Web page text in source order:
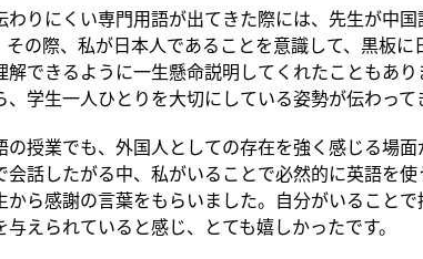
わりにくい専門用語が出てきた際には、先生が中
の際、私が日本人であることを意識して、黒板に
できるように一生懸命説明してくれたこともあり
学生一人ひとりを大切にしている姿勢が伝わって
授業でも、外国人としての存在を強く感じる場面
話したがる中、私がいることで必然的に英語を
から感謝の言葉をもらいました。自分がいること
えられていると感じ、とても嬉しかったです。